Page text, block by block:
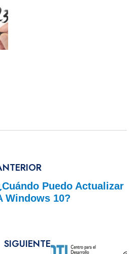
Puedo Actualizar
Windows 10?
SIGUIENTE